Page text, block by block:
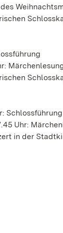
Schlossführung
Uhr:
in der